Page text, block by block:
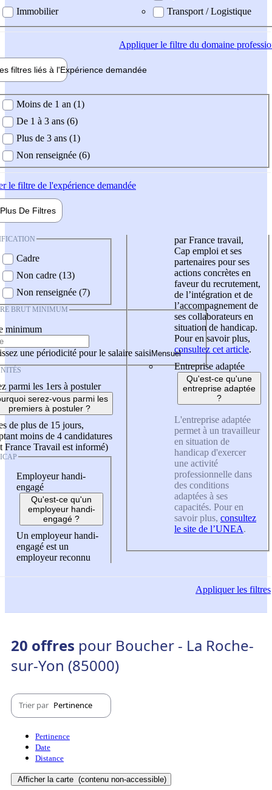
Immobilier
Transport / Logistique
Appliquerle filtre du domaine
filtres liés à l'Expérience demandée
demandée
Moins de 1 an (1)
De 1 à 3 ans (6)
Plus de 3 ans (1)
Non renseignée (6)
le filtre de l'expérience demandée
Plus De Filtres
Cadre
Non cadre (13)
Non renseignée (7)
BRUT MINIMUM
minimum
une périodicité pour le salaire saisi
parmi les 1ers à postuler
serez-vous parmi les
premiers à postuler ?
de plus de 15 jours,
moins de 4 candidatures
France Travail est informé)
Employeur handi-
engagé
Qu'est-ce qu'un
employeur handi-
engagé ?
Un employeur handi-
engagé est un
employeur reconnu
par France travail,
Cap emploi et ses
partenaires pour ses
actions concrètes en
faveur du recrutement,
de l’intégration et de
l’accompagnement de
ses collaborateurs en
situation de handicap.
Pour en savoir plus,
consultez cet article.
Entreprise adaptée
Qu'est-ce qu'une
entreprise adaptée
?
L'entreprise adaptée
permet à un travailleur
en situation de
handicap d'exercer
une activité
professionnelle dans
des conditions
adaptées à ses
capacités. Pour en
savoir plus, consultez
le site de l’UNEA.
Appliquerles filtres
20 offres pour Boucher - La Roche-
sur-Yon (85000)
Trier par Pertinence
Pertinence
Date
Distance
Afficher la carte (contenu non-accessible)